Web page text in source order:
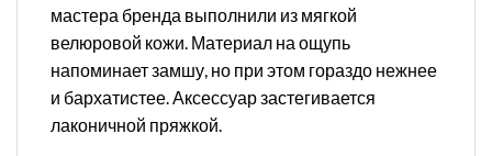
мастера бренда выполнили из мягкой
велюровой кожи. Материал на ощупь
напоминает замшу, но при этом гораздо нежнее
и бархатистее. Аксессуар застегивается
лаконичной пряжкой.